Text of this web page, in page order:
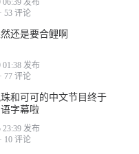
06:39 发布
· 53 评论
还是要合鲤啊
01:38 发布
· 77 评论
和可可的中文节目终于
字幕啦
23:39 发布
· 10 评论